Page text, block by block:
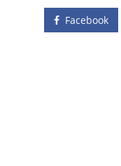
Facebook